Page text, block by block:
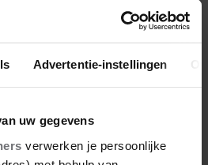
Advertentie-instellingen
uw gegevens
verwerken je persoonlijke